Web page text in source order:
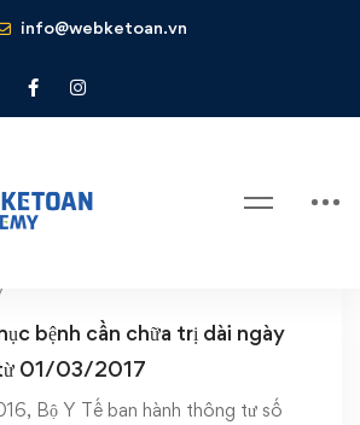
info@webketoan.vn
01/03/2017
từ 01/03/2017
bệnh cần chữa trị dài ngày
01/03/2017
Bộ Y Tế ban hành thông tư số